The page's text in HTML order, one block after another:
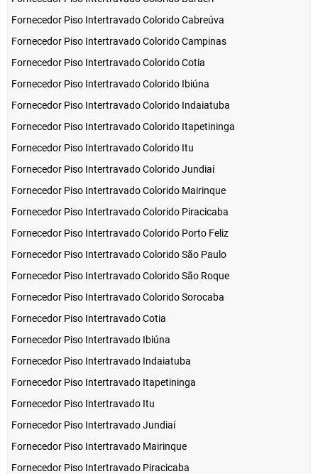
Fornecedor Piso Intertravado Colorido Cabreúva
Fornecedor Piso Intertravado Colorido Campinas
Fornecedor Piso Intertravado Colorido Cotia
Fornecedor Piso Intertravado Colorido Ibiúna
Fornecedor Piso Intertravado Colorido Indaiatuba
Fornecedor Piso Intertravado Colorido Itapetininga
Fornecedor Piso Intertravado Colorido Itu
Fornecedor Piso Intertravado Colorido Jundiaí
Fornecedor Piso Intertravado Colorido Mairinque
Fornecedor Piso Intertravado Colorido Piracicaba
Fornecedor Piso Intertravado Colorido Porto Feliz
Fornecedor Piso Intertravado Colorido São Paulo
Fornecedor Piso Intertravado Colorido São Roque
Fornecedor Piso Intertravado Colorido Sorocaba
Fornecedor Piso Intertravado Cotia
Fornecedor Piso Intertravado Ibiúna
Fornecedor Piso Intertravado Indaiatuba
Fornecedor Piso Intertravado Itapetininga
Fornecedor Piso Intertravado Itu
Fornecedor Piso Intertravado Jundiaí
Fornecedor Piso Intertravado Mairinque
Fornecedor Piso Intertravado Piracicaba